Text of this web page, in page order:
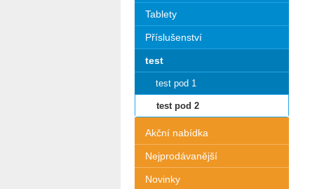
Tablety
Příslušenství
test
test pod 1
test pod 2
Akční nabídka
Nejprodávanější
Novinky